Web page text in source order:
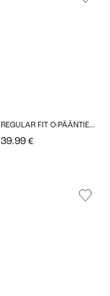
REGULAR FIT O-PÄÄNTIE TOPIT
39.99 €